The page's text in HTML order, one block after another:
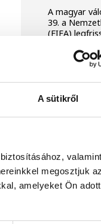
A sütikről
megosztjuk
amelyeket Ön
A magyar
39. a
(FIFA)
amelyet a
MAGYAR
Schäfer
magyar
legyőzze a
Nagyerdei
barátságos
szerint